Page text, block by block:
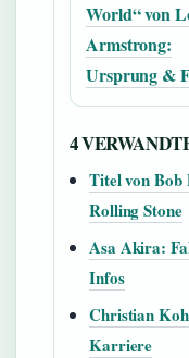
World“ von
Armstrong:
Ursprung &
4
Titel von Bob
Rolling Stone
Asa Akira:
Infos
Christian
Karriere